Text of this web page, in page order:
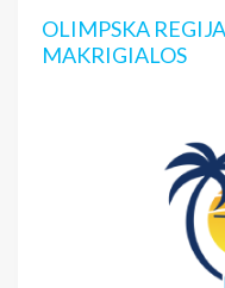
OLIMPSKA
MAKRIGIALOS